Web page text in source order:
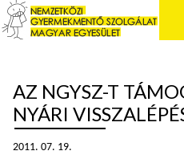
AZ NGYSZ-T
NYÁRI
2011. 07. 19.